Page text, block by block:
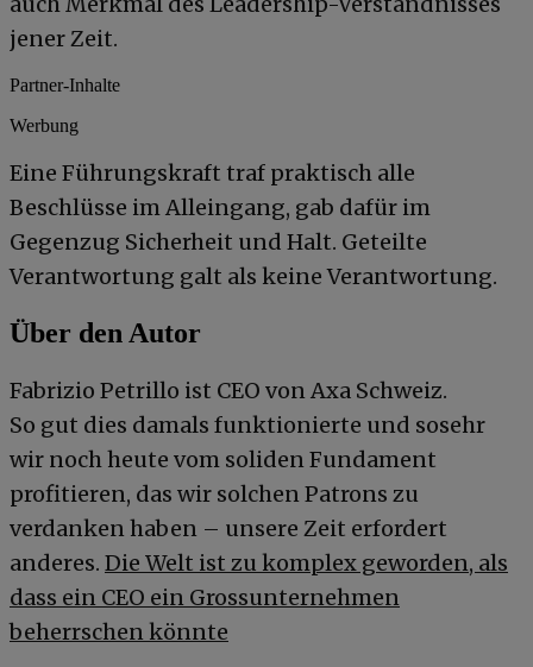
jener Zeit.
Partner-Inhalte
Werbung
Eine Führungskraft traf praktisch alle
Beschlüsse im Alleingang, gab dafür im
Gegenzug Sicherheit und Halt. Geteilte
Verantwortung galt als keine Verantwortung.
Über den Autor
Fabrizio Petrillo ist CEO von Axa Schweiz.
So gut dies damals funktionierte und sosehr
wir noch heute vom soliden Fundament
profitieren, das wir solchen Patrons zu
verdanken haben – unsere Zeit erfordert
anderes. Die Welt ist zu komplex geworden, als
dass ein CEO ein Grossunternehmen
beherrschen könnte